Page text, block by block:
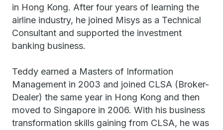
in Hong Kong. After four years of learning the
airline industry, he joined Misys as a Technical
Consultant and supported the investment
banking business.
Teddy earned a Masters of Information
Management in 2003 and joined CLSA (Broker-
Dealer) the same year in Hong Kong and then
moved to Singapore in 2006. With his business
transformation skills gaining from CLSA, he was